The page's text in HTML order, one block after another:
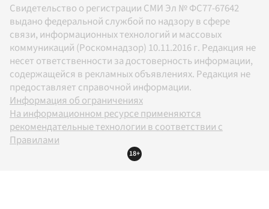
Свидетельство о регистрации СМИ Эл № ФС77-67642
выдано федеральной службой по надзору в сфере
связи, информационных технологий и массовых
коммуникаций (Роскомнадзор) 10.11.2016 г. Редакция не
несет ответственности за достоверность информации,
содержащейся в рекламных объявлениях. Редакция не
предоставляет справочной информации.
Информация об ограничениях
На информационном ресурсе применяются
рекомендательные технологии в соответствии с
Правилами
18+